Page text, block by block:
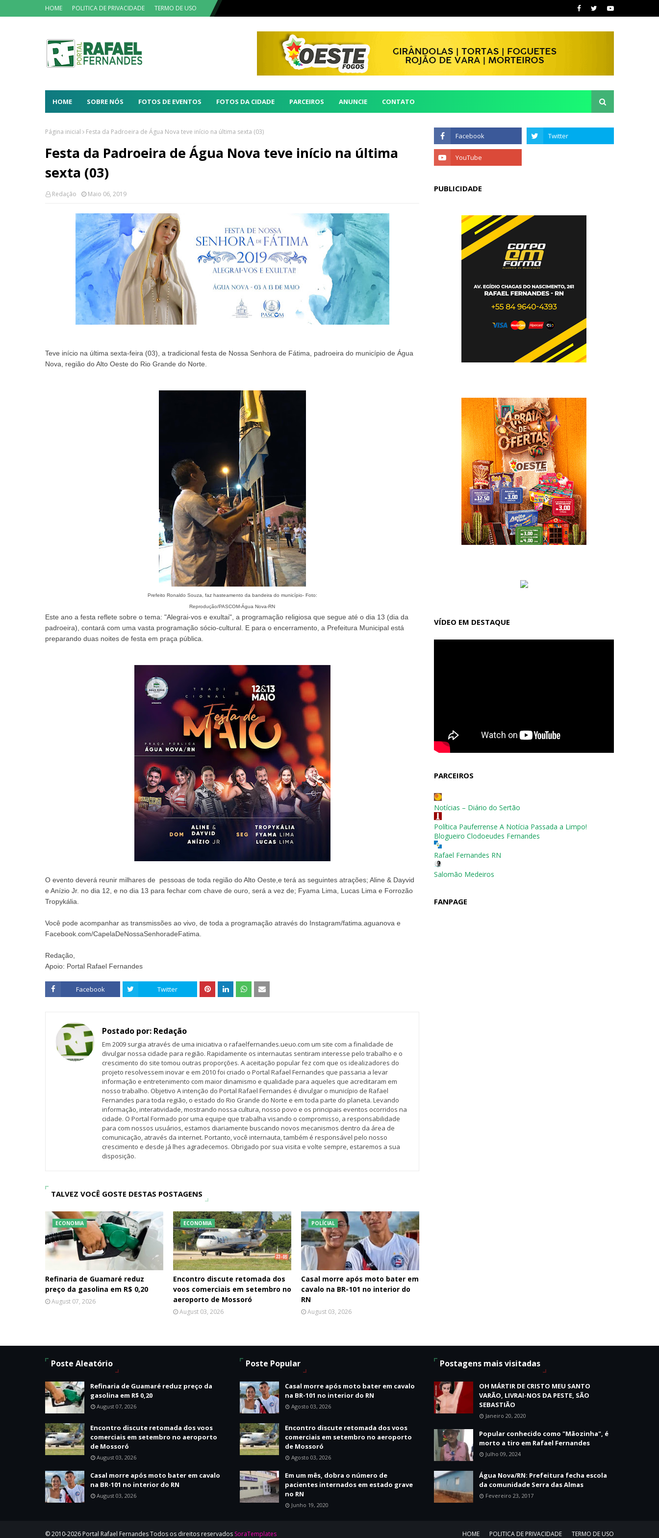
HOME POLITICA DE PRIVACIDADE TERMO DE USO
HOME SOBRE NÓS FOTOS DE EVENTOS FOTOS DA CIDADE PARCEIROS ANUNCIE CONTATO
Página inicial Festa da Padroeira de Água Nova teve início na última sexta (03)
Festa da Padroeira de Água Nova teve início na última
sexta (03)
Redação Maio 06, 2019
Teve início na última sexta-feira (03), a tradicional festa de Nossa Senhora de Fátima, padroeira do município de Água
Nova, região do Alto Oeste do Rio Grande do Norte.
Prefeito Ronaldo Souza, faz hasteamento da bandeira do município- Foto:
Reprodução/PASCOM-Água Nova-RN
Este ano a festa reflete sobre o tema: "Alegrai-vos e exultai", a programação religiosa que segue até o dia 13 (dia da
padroeira), contará com uma vasta programação sócio-cultural. E para o encerramento, a Prefeitura Municipal está
preparando duas noites de festa em praça pública.
O evento deverá reunir milhares de pessoas de toda região do Alto Oeste,e terá as seguintes atrações; Aline & Dayvid
e Anízio Jr. no dia 12, e no dia 13 para fechar com chave de ouro, será a vez de; Fyama Lima, Lucas Lima e Forrozão
Tropykália.
Você pode acompanhar as transmissões ao vivo, de toda a programação através do Instagram/fatima.aguanova e
Facebook.com/CapelaDeNossaSenhoradeFatima.
Redação,
Apoio: Portal Rafael Fernandes
Facebook Twitter
Postado por: Redação
Em 2009 surgia através de uma iniciativa o rafaelfernandes.ueuo.com um site com a finalidade de
divulgar nossa cidade para região. Rapidamente os internautas sentiram interesse pelo trabalho e o
crescimento do site tomou outras proporções. A aceitação popular fez com que os idealizadores do
projeto resolvessem inovar e em 2010 foi criado o Portal Rafael Fernandes que passaria a levar
informação e entretenimento com maior dinamismo e qualidade para aqueles que acreditaram em
nosso trabalho. Objetivo A intenção do Portal Rafael Fernandes é divulgar o município de Rafael
Fernandes para toda região, o estado do Rio Grande do Norte e em toda parte do planeta. Levando
informação, interatividade, mostrando nossa cultura, nosso povo e os principais eventos ocorridos na
cidade. O Portal Formado por uma equipe que trabalha visando o compromisso, a responsabilidade
para com nossos usuários, estamos diariamente buscando novos mecanismos dentro da área de
comunicação, através da internet. Portanto, você internauta, também é responsável pelo nosso
crescimento e desde já lhes agradecemos. Obrigado por sua visita e volte sempre, estaremos a sua
disposição.
TALVEZ VOCÊ GOSTE DESTAS POSTAGENS
ECONOMIA
Refinaria de Guamaré reduz
preço da gasolina em R$ 0,20
August 07, 2026
ECONOMIA
Encontro discute retomada dos
voos comerciais em setembro no
aeroporto de Mossoró
August 03, 2026
POLÍCIAL
Casal morre após moto bater em
cavalo na BR-101 no interior do
RN
August 03, 2026
PUBLICIDADE
VÍDEO EM DESTAQUE
PARCEIROS
Notícias – Diário do Sertão
Política Pauferrense A Notícia Passada a Limpo!
Blogueiro Clodoeudes Fernandes
Rafael Fernandes RN
Salomão Medeiros
FANPAGE
Poste Aleatório
Refinaria de Guamaré reduz preço da
gasolina em R$ 0,20
August 07, 2026
Encontro discute retomada dos voos
comerciais em setembro no aeroporto
de Mossoró
August 03, 2026
Casal morre após moto bater em cavalo
na BR-101 no interior do RN
August 03, 2026
Poste Popular
Casal morre após moto bater em cavalo
na BR-101 no interior do RN
Agosto 03, 2026
Encontro discute retomada dos voos
comerciais em setembro no aeroporto
de Mossoró
Agosto 03, 2026
Em um mês, dobra o número de
pacientes internados em estado grave
no RN
Junho 19, 2020
Postagens mais visitadas
OH MÁRTIR DE CRISTO MEU SANTO
VARÃO, LIVRAI-NOS DA PESTE, SÃO
SEBASTIÃO
Janeiro 20, 2020
Popular conhecido como "Mãozinha", é
morto a tiro em Rafael Fernandes
Julho 09, 2024
Água Nova/RN: Prefeitura fecha escola
da comunidade Serra das Almas
Fevereiro 23, 2017
HOME POLITICA DE PRIVACIDADE TERMO DE USO
© 2010-2026 Portal Rafael Fernandes Todos os direitos reservados SoraTemplates